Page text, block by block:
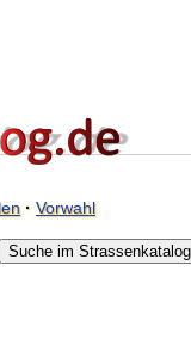
· Vorwahl